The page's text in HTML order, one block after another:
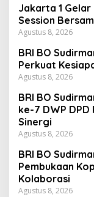
Jakarta 1
Session
Agustus 8, 2026
BRI BO
Perkuat
Agustus 8, 2026
BRI BO
ke-7 DWP
Sinergi
Agustus 8, 2026
BRI BO
Pembukaan
Kolaborasi
Agustus 8, 2026